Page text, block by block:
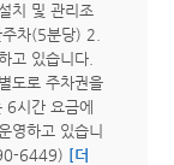
치 및 관리조
차(5분당) 2.
고 있습니다.
도로 주차권을
시간 요금에
영하고 있습니
6449) [더